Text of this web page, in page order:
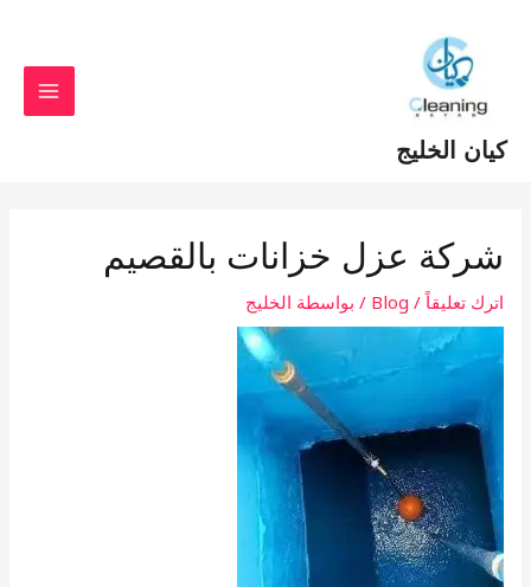
المحتوى
كيان الخليج
شركة عزل خزانات بالقصيم
اترك تعليقاً /
Blog / بواسطة الخليج
navigation